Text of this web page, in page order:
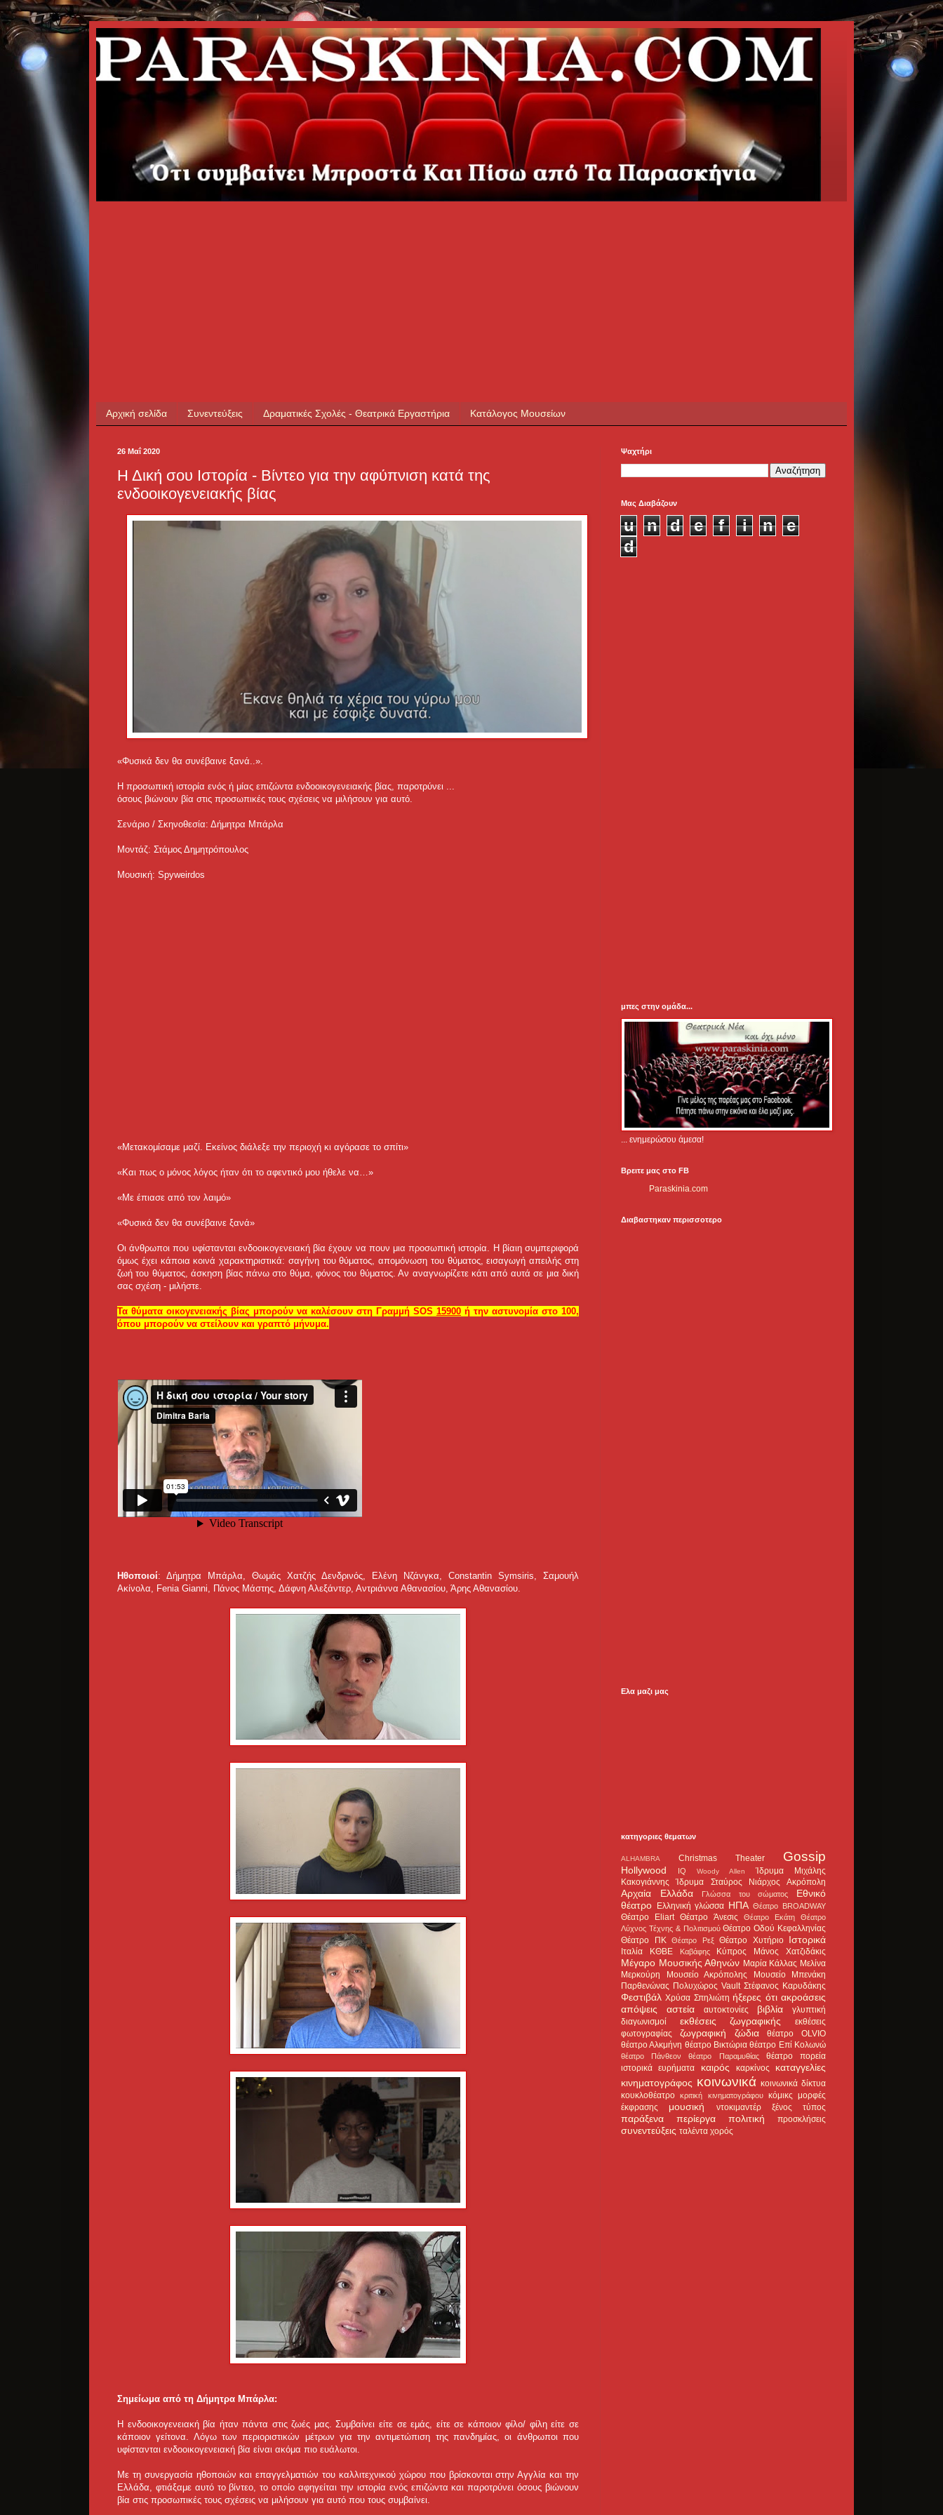
Αρχική σελίδα Συνεντεύξεις Δραματικές Σχολές - Θεατρικά Εργαστήρια Κατάλογος Μουσείων
26 Μαΐ 2020
Η Δική σου Ιστορία - Βίντεο για την αφύπνιση κατά της
ενδοοικογενειακής βίας
«Φυσικά δεν θα συνέβαινε ξανά..».
Η προσωπική ιστορία ενός ή μίας επιζώντα ενδοοικογενειακής βίας, παροτρύνει ...
όσους βιώνουν βία στις προσωπικές τους σχέσεις να μιλήσουν για αυτό.
Σενάριο / Σκηνοθεσία: Δήμητρα Μπάρλα
Μοντάζ: Στάμος Δημητρόπουλος
Μουσική: Spyweirdos
«Μετακομίσαμε μαζί. Εκείνος διάλεξε την περιοχή κι αγόρασε το σπίτι»
«Και πως ο μόνος λόγος ήταν ότι το αφεντικό μου ήθελε να…»
«Με έπιασε από τον λαιμό»
«Φυσικά δεν θα συνέβαινε ξανά»
Οι άνθρωποι που υφίστανται ενδοοικογενειακή βία έχουν να πουν μια προσωπική ιστορία. Η βίαιη συμπεριφορά
όμως έχει κάποια κοινά χαρακτηριστικά: σαγήνη του θύματος, απομόνωση του θύματος, εισαγωγή απειλής στη
ζωή του θύματος, άσκηση βίας πάνω στο θύμα, φόνος του θύματος. Αν αναγνωρίζετε κάτι από αυτά σε μια δική
σας σχέση - μιλήστε.
Τα θύματα οικογενειακής βίας μπορούν να καλέσουν στη Γραμμή SOS 15900 ή την αστυνομία στο 100,
όπου μπορούν να στείλουν και γραπτό μήνυμα.
Ηθοποιοί: Δήμητρα Μπάρλα, Θωμάς Χατζής Δενδρινός, Ελένη Νζάνγκα, Constantin Symsiris, Σαμουήλ
Ακίνολα, Fenia Gianni, Πάνος Μάστης, Δάφνη Αλεξάντερ, Αντριάννα Αθανασίου, Άρης Αθανασίου.
Σημείωμα από τη Δήμητρα Μπάρλα:
Η ενδοοικογενειακή βία ήταν πάντα στις ζωές μας. Συμβαίνει είτε σε εμάς, είτε σε κάποιον φίλο/ φίλη είτε σε
κάποιον γείτονα. Λόγω των περιοριστικών μέτρων για την αντιμετώπιση της πανδημίας, οι άνθρωποι που
υφίστανται ενδοοικογενειακή βία είναι ακόμα πιο ευάλωτοι.
Με τη συνεργασία ηθοποιών και επαγγελματιών του καλλιτεχνικού χώρου που βρίσκονται στην Αγγλία και την
Ελλάδα, φτιάξαμε αυτό το βίντεο, το οποίο αφηγείται την ιστορία ενός επιζώντα και παροτρύνει όσους βιώνουν
βία στις προσωπικές τους σχέσεις να μιλήσουν για αυτό που τους συμβαίνει.
Ψαχτήρι
Μας Διαβάζουν
u n d e f i n
e
d
μπες στην ομάδα...
... ενημερώσου άμεσα!
Βρειτε μας στο FB
Paraskinia.com
Διαβαστηκαν περισσοτερο
Ελα μαζι μας
κατηγοριες θεματων
ALHAMBRA Christmas Theater Gossip
Hollywood IQ Woody Allen
Ίδρυμα Μιχάλης
Κακογιάννης
Ίδρυμα Σταύρος Νιάρχος Ακρόπολη
Αρχαία Ελλάδα Γλώσσα του σώματος
Εθνικό
θέατρο Ελληνική γλώσσα ΗΠΑ Θέατρο BROADWAY
Θέατρο Eliart Θέατρο Άνεσις Θέατρο Εκάτη
Θέατρο
Λύχνος Τέχνης & Πολιτισμού Θέατρο Οδού Κεφαλληνίας
Θέατρο ΠΚ
Θέατρο Ρεξ Θέατρο Χυτήριο Ιστορικά
Ιταλία ΚΘΒΕ Καβάφης Κύπρος Μάνος Χατζιδάκις
Μέγαρο Μουσικής Αθηνών Μαρία Κάλλας Μελίνα
Μερκούρη
Μουσείο Ακρόπολης
Μουσείο Μπενάκη
Παρθενώνας Πολυχώρος Vault Στέφανος Καρυδάκης
Φεστιβάλ Χρύσα Σπηλιώτη ήξερες ότι ακροάσεις
απόψεις
αστεία αυτοκτονίες βιβλία
γλυπτική
διαγωνισμοί
εκθέσεις ζωγραφικής
εκθέσεις
φωτογραφίας
ζωγραφική ζώδια
θέατρο OLVIO
θέατρο Αλκμήνη θέατρο Βικτώρια θέατρο Επί Κολωνώ
θέατρο Πάνθεον θέατρο Παραμυθίας
θέατρο πορεία
ιστορικά ευρήματα
καιρός καρκίνος
καταγγελίες
κινηματογράφος κοινωνικά κοινωνικά δίκτυα
κουκλοθέατρο
κριτική κινηματογράφου κόμικς μορφές
έκφρασης
μουσική ντοκιμαντέρ ξένος τύπος
παράξενα περίεργα πολιτική προσκλήσεις
συνεντεύξεις ταλέντα χορός